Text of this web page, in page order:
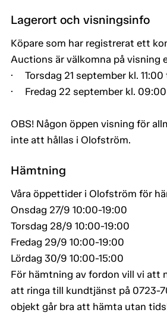
Lagerort och visningsinfo
Köpare som har registrerat ett
Auctions är välkomna på visning
· Torsdag 21 september kl. 11:00
· Fredag 22 september kl.
OBS! Någon öppen visning för
inte att hållas i Olofström.
Hämtning
Våra öppettider i Olofström för
Onsdag 27/9 10:00-19:00
Torsdag 28/9 10:00-19:00
Fredag 29/9 10:00-19:00
Lördag 30/9 10:00-15:00
För hämtning av fordon vill vi att
att ringa till kundtjänst på 0723-
objekt går bra att hämta utan